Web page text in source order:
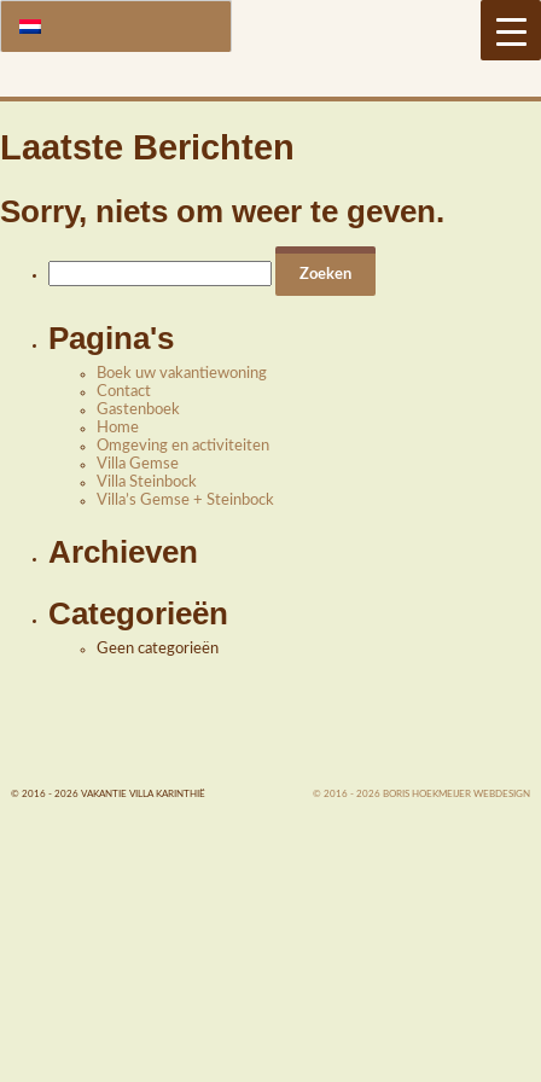
Laatste Berichten
Sorry, niets om weer te geven.
Pagina's
Boek uw vakantiewoning
Contact
Gastenboek
Home
Omgeving en activiteiten
Villa Gemse
Villa Steinbock
Villa’s Gemse + Steinbock
Archieven
Categorieën
Geen categorieën
© 2016 - 2026 VAKANTIE VILLA KARINTHIË © 2016 - 2026 BORIS HOEKMEIJER WEBDESIGN